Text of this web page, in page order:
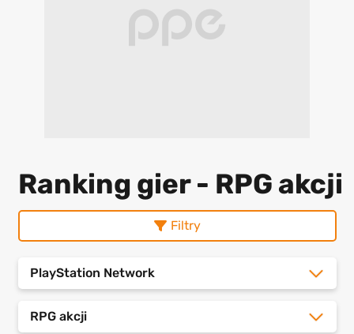
Ranking gier - RPG akcji
Filtry
PlayStation Network
RPG akcji